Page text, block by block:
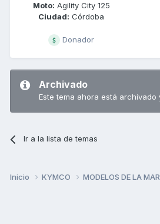
Moto: Agility City 125
Ciudad: Córdoba
Donador
Archivado
Este tema ahora está
Ir a la lista de temas
Inicio KYMCO MODELOS DE LA